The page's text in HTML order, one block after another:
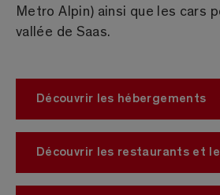
Metro Alpin) ainsi que les cars
vallée de Saas.
Découvrir les hébergements
Découvrir les restaurants et